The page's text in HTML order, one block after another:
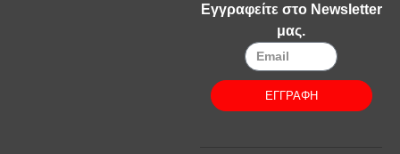
Εγγραφείτε στο Newsletter
μας.
ΕΓΓΡΑΦΗ